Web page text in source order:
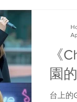
《
園
台上的